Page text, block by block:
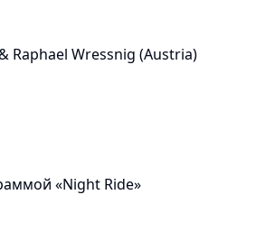
Raphael Wressnig (Austria)
«Night Ride»